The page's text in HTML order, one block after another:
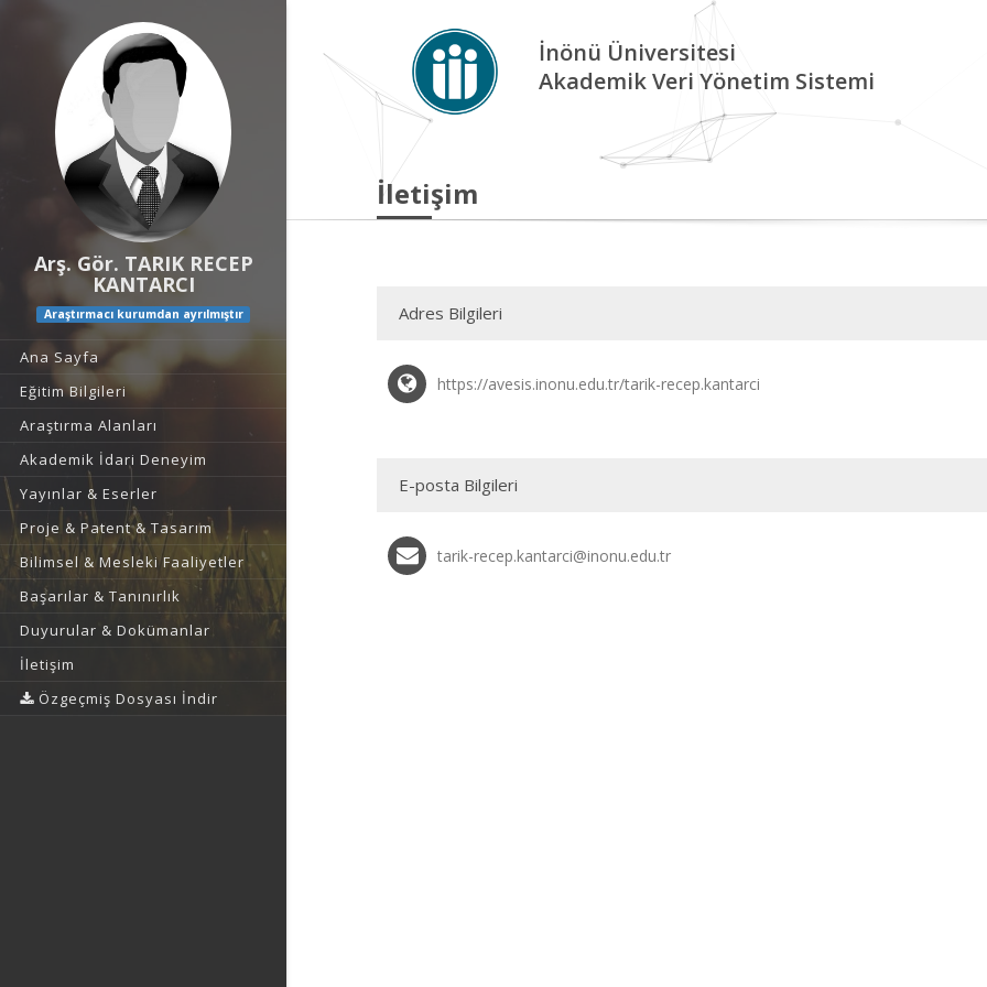
Arş. Gör. TARIK RECEP
KANTARCI
Araştırmacı kurumdan ayrılmıştır
Ana Sayfa
Eğitim Bilgileri
Araştırma Alanları
Akademik İdari Deneyim
Yayınlar & Eserler
Proje & Patent & Tasarım
Bilimsel & Mesleki Faaliyetler
Başarılar & Tanınırlık
Duyurular & Dokümanlar
İletişim
Özgeçmiş Dosyası İndir
İnönü Üniversitesi
Akademik Veri Yönetim Sistemi
İletişim
Adres Bilgileri
https://avesis.inonu.edu.tr/tarik-recep.kantarci
E-posta Bilgileri
tarik-recep.kantarci@inonu.edu.tr